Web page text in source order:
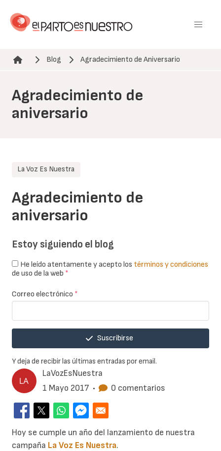
contenido
Ruta de navegación
Blog Agradecimiento de Aniversario
Agradecimiento de
aniversario
LaVozEsNuestra
1 Mayo 2017 • 0 comentarios
Agradecimiento de
aniversario
La Voz Es Nuestra
Hoy se cumple un año del lanzamiento de nuestra
campaña La Voz Es Nuestra.
Estoy siguiendo el blog
He leído atentamente y acepto los términos y condiciones
de uso de la web *
Correo electrónico *
Suscribirse
Y deja de recibir las últimas entradas por email.